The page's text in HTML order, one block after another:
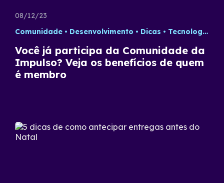
08/12/23
Comunidade
Desenvolvimento Dicas Tecnologia
Você já participa da Comunidade da
Impulso? Veja os benefícios de quem
é membro